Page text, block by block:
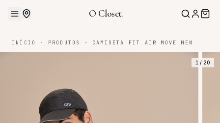
O Closet.
INÍCIO · PRODUTOS · CAMISETA FIT AIR MOVE MEN
1 / 20